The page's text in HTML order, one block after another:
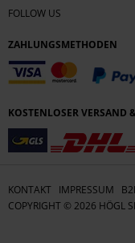
FOLLOW US
ZAHLUNGSMETHODEN
KOSTENLOSER VERSAND
KONTAKT IMPRESSUM
COPYRIGHT ©2026 HÖGL